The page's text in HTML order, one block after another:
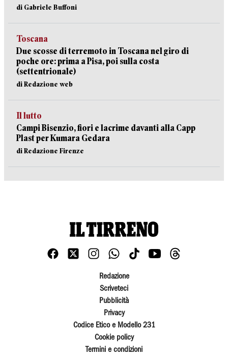
di Gabriele Buffoni
Toscana
Due scosse di terremoto in Toscana nel giro di
poche ore: prima a Pisa, poi sulla costa
(settentrionale)
di Redazione web
Il lutto
Campi Bisenzio, fiori e lacrime davanti alla Capp
Plast per Kumara Gedara
di Redazione Firenze
Redazione
Scriveteci
Pubblicità
Privacy
Codice Etico e Modello 231
Cookie policy
Termini e condizioni